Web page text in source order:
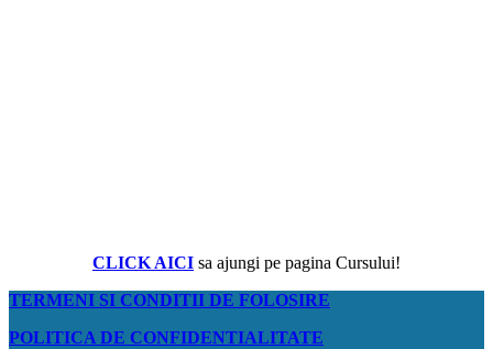
CLICK AICI sa ajungi pe pagina Cursului!
TERMENI SI CONDITII DE FOLOSIRE
POLITICA DE CONFIDENTIALITATE